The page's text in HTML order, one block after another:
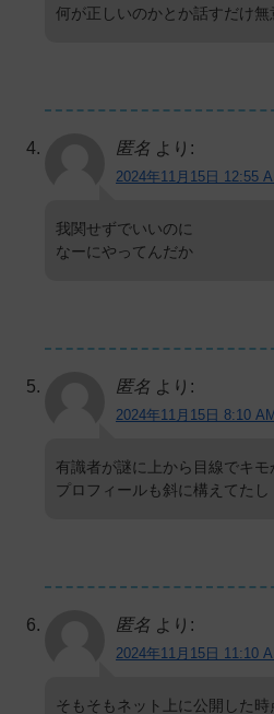
何が正しいのかとか話すだけ
匿名 より:
2024年11月15日 12:55
我関せずでいいのに
なーにやってんだか
匿名 より:
2024年11月15日 8:10
有識者が謎に上から目線でキモ
プロフィールも斜に構えてたし
匿名 より:
2024年11月15日 11:10
そもそもネット上に公開した